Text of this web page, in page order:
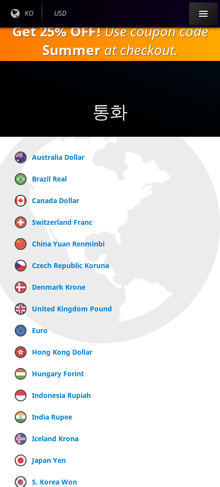
내
으
현재
:
KO
현재
USD
Get 25% OFF!Use coupon code
Summer at checkout.
통화
Australia Dollar
Brazil Real
Canada Dollar
Switzerland Franc
China Yuan Renminbi
Czech Republic Koruna
Denmark Krone
United Kingdom Pound
Euro
Hong Kong Dollar
Hungary Forint
Indonesia Rupiah
India Rupee
Iceland Krona
Japan Yen
S. Korea Won